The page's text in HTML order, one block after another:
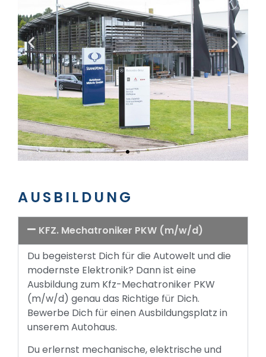
AUSBILDUNG
KFZ. Mechatroniker PKW (m/w/d)
Du begeisterst Dich für die Autowelt und die
modernste Elektronik? Dann ist eine
Ausbildung zum Kfz-Mechatroniker PKW
(m/w/d) genau das Richtige für Dich.
Bewerbe Dich für einen Ausbildungsplatz in
unserem Autohaus.
Du erlernst mechanische, elektrische und